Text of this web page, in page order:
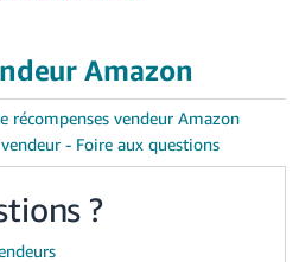
Amazon
récompenses vendeur Amazon
- Foire aux questions
?